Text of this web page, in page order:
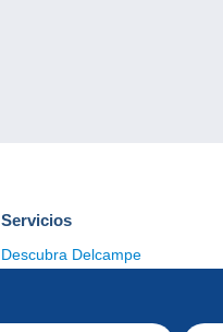
Servicios
Descubra Delcampe